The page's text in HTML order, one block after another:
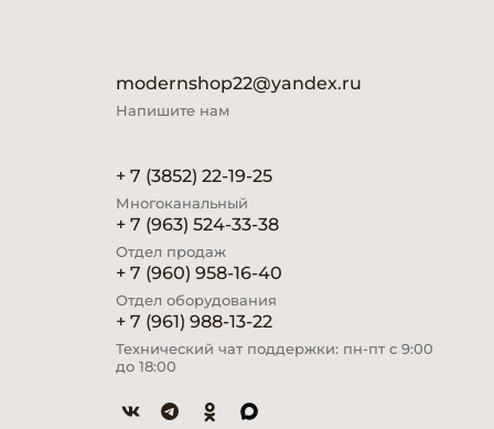
modernshop22@yandex.ru
Напишите нам
+ 7 (3852) 22-19-25
Многоканальный
+ 7 (963) 524-33-38
Отдел продаж
+ 7 (960) 958-16-40
Отдел оборудования
+ 7 (961) 988-13-22
Технический чат поддержки: пн-пт с 9:00
до 18:00